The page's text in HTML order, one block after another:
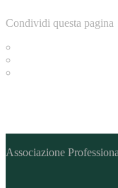
Condividi questa pagina
Associazione